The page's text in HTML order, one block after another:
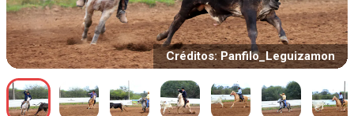
Créditos: Panfilo_Leguizamon